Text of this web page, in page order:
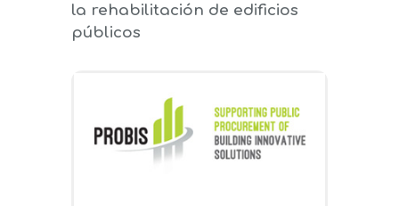
la rehabilitación de edificios
públicos